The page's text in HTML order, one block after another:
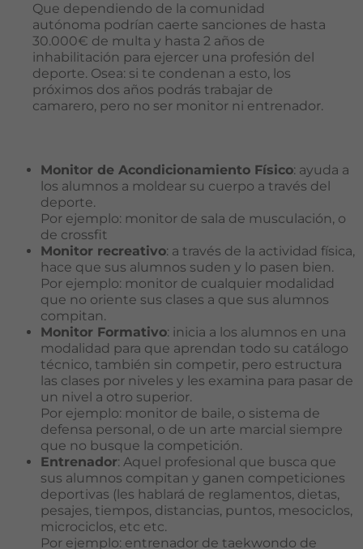
Que dependiendo de la comunidad
autónoma podrían caerte sanciones de hasta
30.000€ de multa y hasta 2 años de
inhabilitación para ejercer una profesión del
deporte. Osea: si te condenan a esto, los
próximos dos años podrás trabajar de
camarero, pero no ser monitor ni entrenador.
Monitor de Acondicionamiento Físico: ayuda a
los alumnos a moldear su cuerpo a través del
deporte.
Por ejemplo: monitor de sala de musculación, o
de crossfit
Monitor recreativo: a través de la actividad física,
hace que sus alumnos suden y lo pasen bien.
Por ejemplo: monitor de cualquier modalidad
que no oriente sus clases a que sus alumnos
compitan.
Monitor Formativo: inicia a los alumnos en una
modalidad para que aprendan todo su catálogo
técnico, también sin competir, pero estructura
las clases por niveles y les examina para pasar de
un nivel a otro superior.
Por ejemplo: monitor de baile, o sistema de
defensa personal, o de un arte marcial siempre
que no busque la competición.
Entrenador: Aquel profesional que busca que
sus alumnos compitan y ganen competiciones
deportivas (les hablará de reglamentos, dietas,
pesajes, tiempos, distancias, puntos, mesociclos,
microciclos, etc etc.
Por ejemplo: entrenador de taekwondo de